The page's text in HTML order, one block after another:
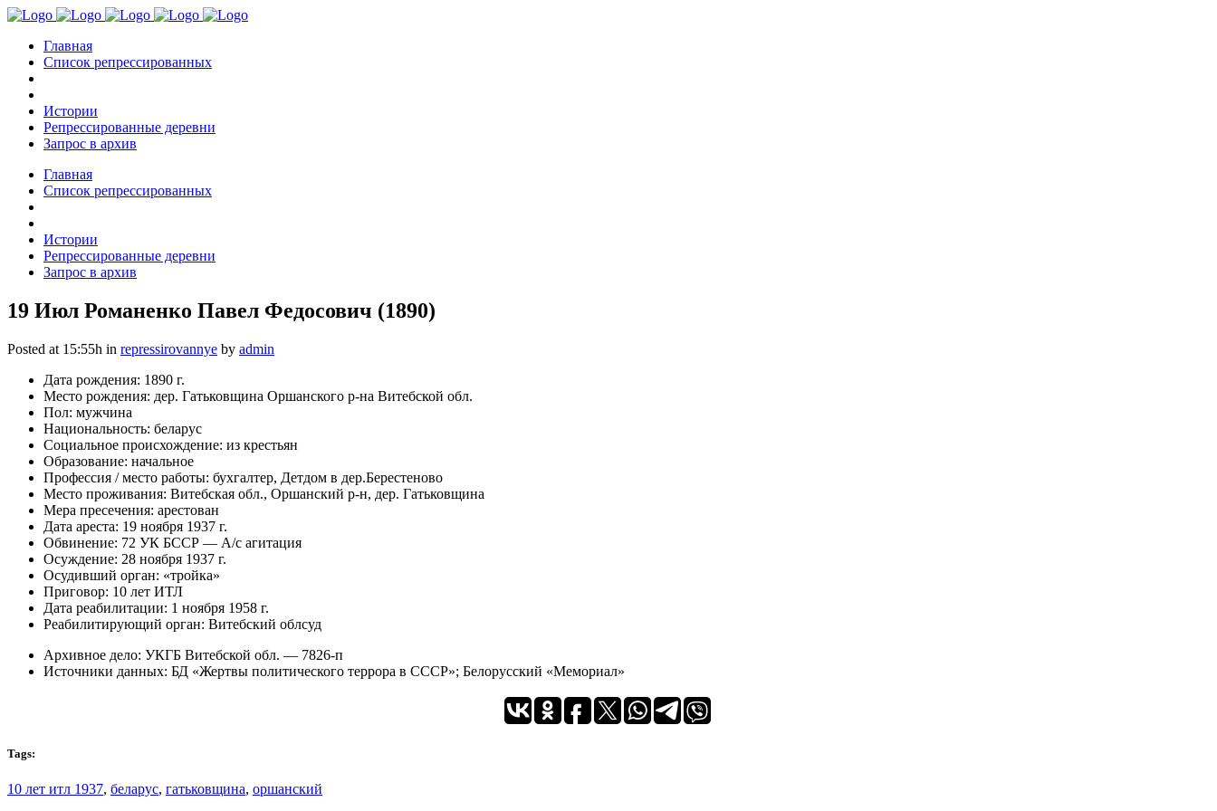
Главная
Список репрессированных
Истории
Репрессированные деревни
Запрос в архив
Главная
Список репрессированных
Истории
Репрессированные деревни
Запрос в архив
19 Июл Романенко Павел Федосович (1890)
Posted at 15:55h in repressirovannye by admin
Дата рождения: 1890 г.
Место рождения: дер. Гатьковщина Оршанского р-на Витебской обл.
Пол: мужчина
Национальность: беларус
Социальное происхождение: из крестьян
Образование: начальное
Профессия / место работы: бухгалтер, Детдом в дер.Берестеново
Место проживания: Витебская обл., Оршанский р-н, дер. Гатьковщина
Мера пресечения: арестован
Дата ареста: 19 ноября 1937 г.
Обвинение: 72 УК БССР — А/с агитация
Осуждение: 28 ноября 1937 г.
Осудивший орган: «тройка»
Приговор: 10 лет ИТЛ
Дата реабилитации: 1 ноября 1958 г.
Реабилитирующий орган: Витебский облсуд
Архивное дело: УКГБ Витебской обл. — 7826-п
Источники данных: БД «Жертвы политического террора в СССР»; Белорусский «Мемориал»
Tags:
10 лет итл 1937, беларус, гатьковщина, оршанский